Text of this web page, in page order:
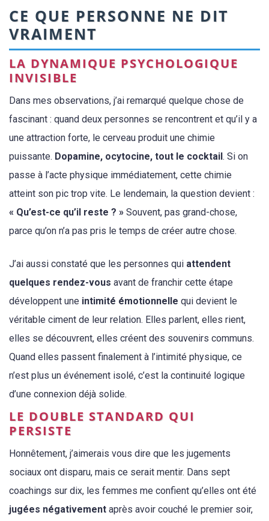
CE QUE PERSONNE NE DIT
VRAIMENT
LA DYNAMIQUE PSYCHOLOGIQUE
INVISIBLE
Dans mes observations, j’ai remarqué quelque chose de
fascinant : quand deux personnes se rencontrent et qu’il y a
une attraction forte, le cerveau produit une chimie
puissante. Dopamine, ocytocine, tout le cocktail . Si on
passe à l’acte physique immédiatement, cette chimie
atteint son pic trop vite. Le lendemain, la question devient :
« Qu’est-ce qu’il reste ? » Souvent, pas grand-chose,
parce qu’on n’a pas pris le temps de créer autre chose.
J’ai aussi constaté que les personnes qui attendent
quelques rendez-vous avant de franchir cette étape
développent une intimité émotionnelle qui devient le
véritable ciment de leur relation. Elles parlent, elles rient,
elles se découvrent, elles créent des souvenirs communs.
Quand elles passent finalement à l’intimité physique, ce
n’est plus un événement isolé, c’est la continuité logique
d’une connexion déjà solide.
LE DOUBLE STANDARD QUI
PERSISTE
Honnêtement, j’aimerais vous dire que les jugements
sociaux ont disparu, mais ce serait mentir. Dans sept
coachings sur dix, les femmes me confient qu’elles ont été
jugées négativement après avoir couché le premier soir,